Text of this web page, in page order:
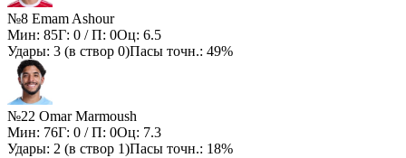
№8 Emam Ashour
Мин: 85Г: 0 / П: 0Оц: 6.5
Удары: 3 (в створ 0)Пасы точн.: 49%
№22 Omar Marmoush
Мин: 76Г: 0 / П: 0Оц: 7.3
Удары: 2 (в створ 1)Пасы точн.: 18%